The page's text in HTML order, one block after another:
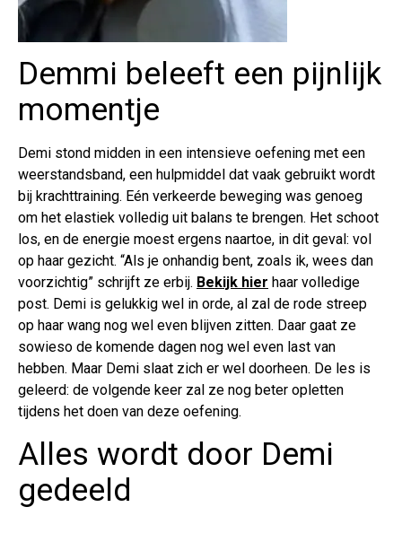
Demmi beleeft een pijnlijk
momentje
Demi stond midden in een intensieve oefening met een
weerstandsband, een hulpmiddel dat vaak gebruikt wordt
bij krachttraining. Eén verkeerde beweging was genoeg
om het elastiek volledig uit balans te brengen. Het schoot
los, en de energie moest ergens naartoe, in dit geval: vol
op haar gezicht. “Als je onhandig bent, zoals ik, wees dan
voorzichtig” schrijft ze erbij. Bekijk hier haar volledige
post. Demi is gelukkig wel in orde, al zal de rode streep
op haar wang nog wel even blijven zitten. Daar gaat ze
sowieso de komende dagen nog wel even last van
hebben. Maar Demi slaat zich er wel doorheen. De les is
geleerd: de volgende keer zal ze nog beter opletten
tijdens het doen van deze oefening.
Alles wordt door Demi
gedeeld